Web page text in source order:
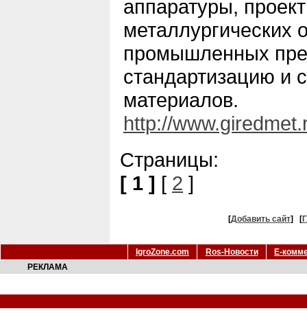
аппаратуры,
металлургических
промышленных
стандартизацию и
материалов.
http://
Страницы:
[ 1 ] [ 2 ]
[Добавить сайт] [
IgroZone.com Ros-Новости
Е-
РЕКЛАМА